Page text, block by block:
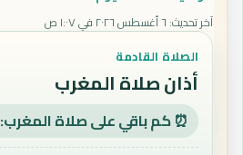
آخر تحديث: ٦ أغسطس ٢٠٢٦ في ١:٠٧ ص
الصلاة القادمة
أذان صلاة المغرب
⏰ كم باقي على صلاة المغرب: ٠١:٢٥:٠٥